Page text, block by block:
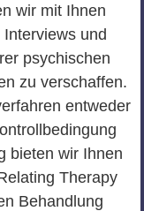
wir mit Ihnen
und
psychischen
zu verschaffen.
entweder
bieten wir Ihnen
Therapy
Behandlung